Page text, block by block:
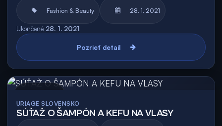
Fashion & Beauty 28. 1. 2021
Ukončené 28. 1. 2021
Pozrieť detail
URIAGE SLOVENSKO
SÚŤAŽ O ŠAMPÓN A KEFU NA VLASY